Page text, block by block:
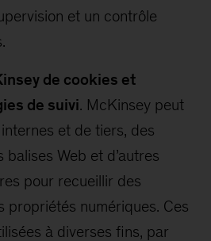
et un contrôle
de cookies et
de suivi. McKinsey peut
et de tiers, des
balises Web et d’autres
pour recueillir des
propriétés numériques. Ces
à diverses fins, par